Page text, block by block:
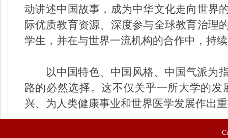
动讲述中国故事，成为中华文化走向世界
际优质教育资源、深度参与全球教育治理
学生，并在与世界一流机构的合作中，持
以中国特色、中国风格、中国气派为
路的必然选择。这不仅关乎一所大学的
兴、为人类健康事业和世界医学发展作出